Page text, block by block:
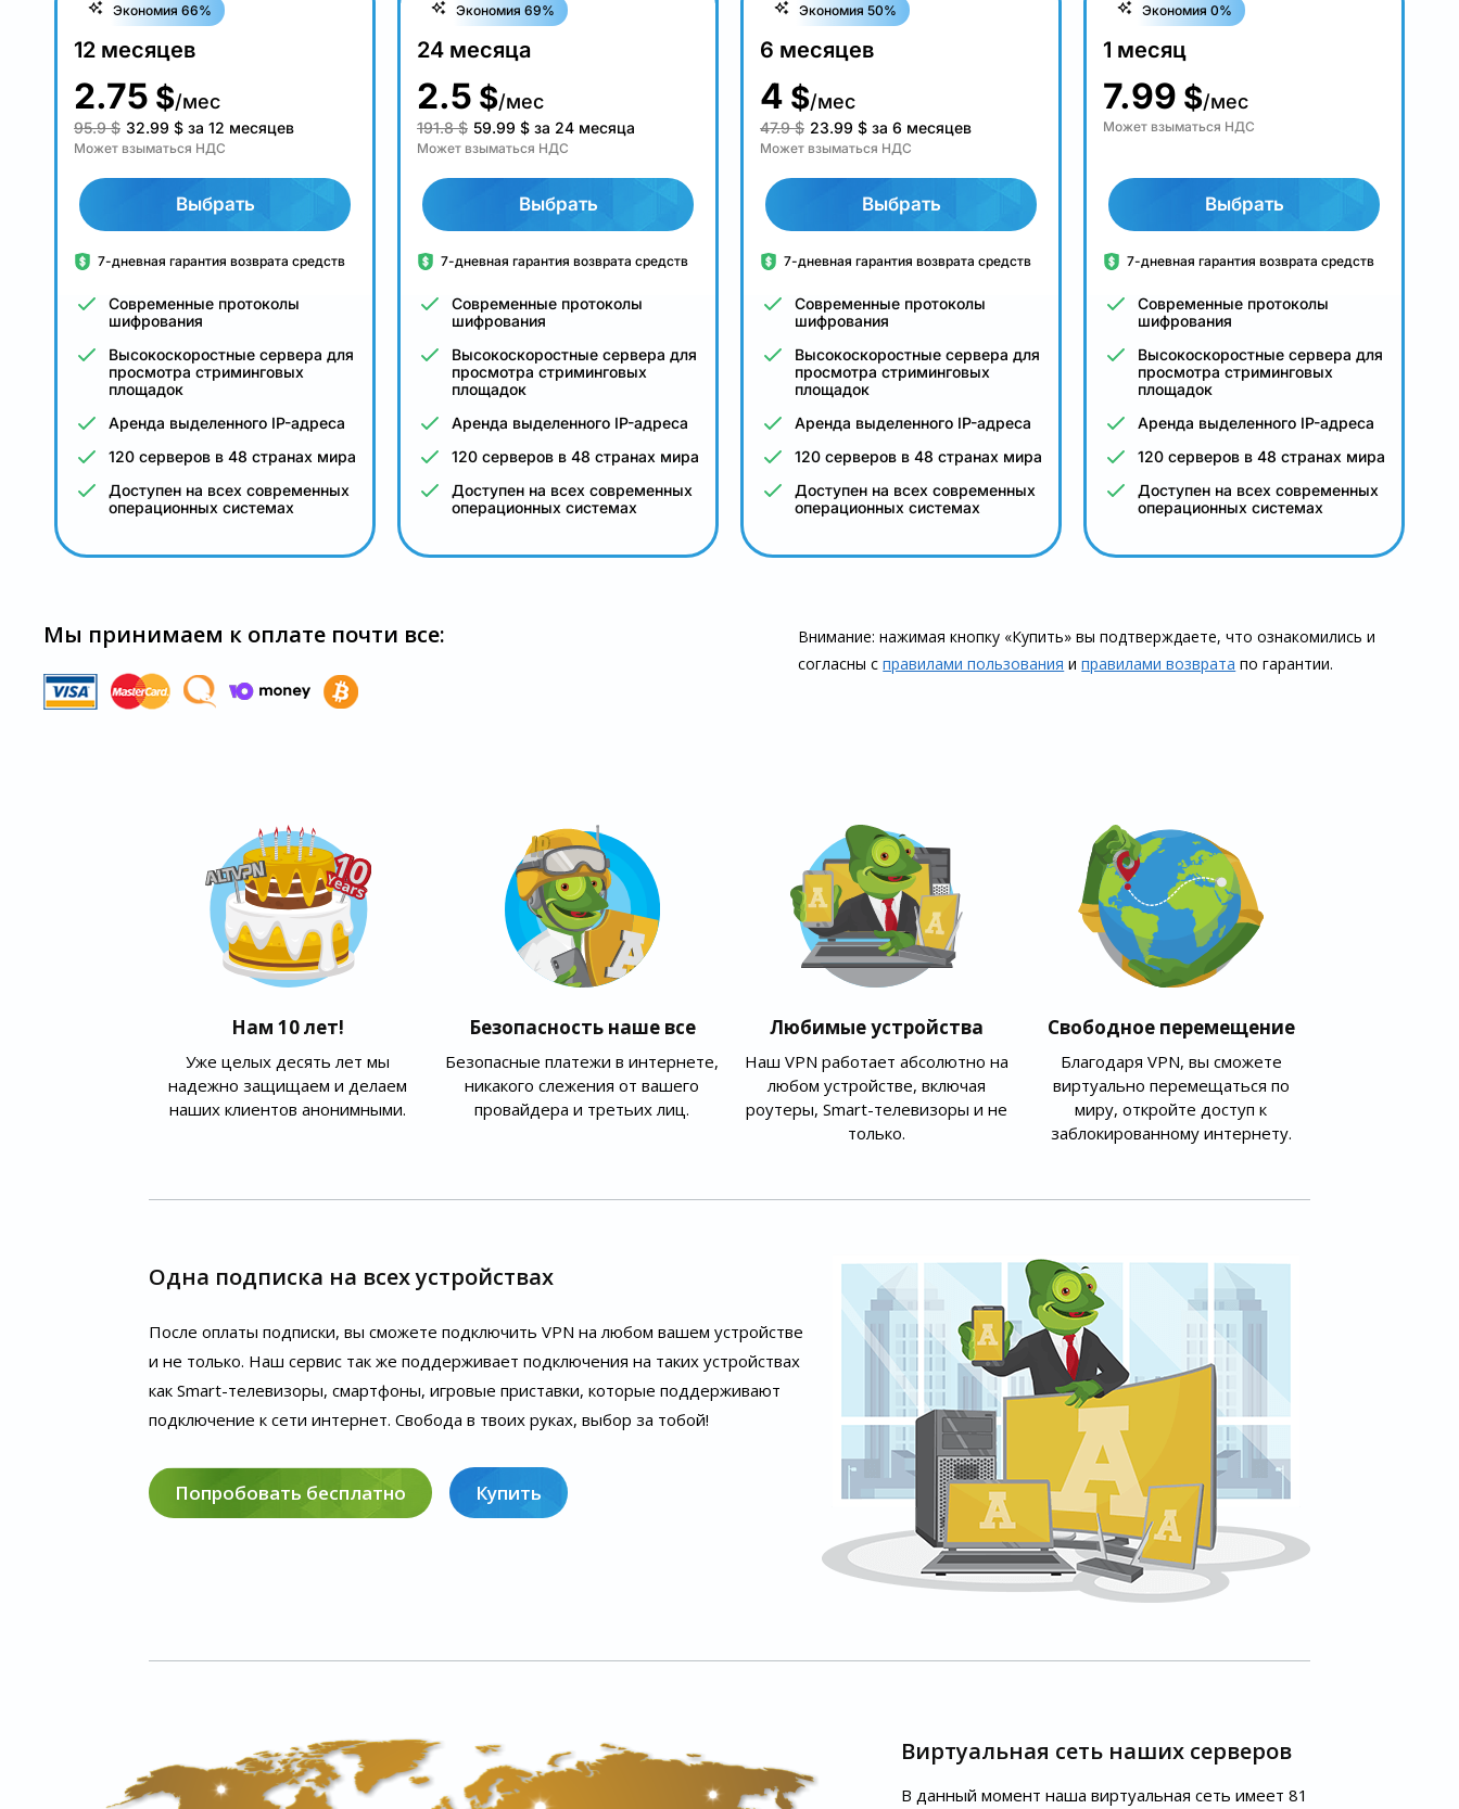
Экономия 69%
24 месяца
2.5 $/мес
191.8 $ 59.99 $ за 24 месяца
Может взыматься НДС
Выбрать
7-дневная гарантия возврата средств
Современные протоколы
шифрования
Высокоскоростные сервера для
просмотра стриминговых
площадок
Аренда выделенного IP-адреса
120 серверов в 48 странах мира
Доступен на всех современных
операционных системах
Экономия 66%
12 месяцев
2.75 $/мес
95.9 $ 32.99 $ за 12 месяцев
Может взыматься НДС
Выбрать
7-дневная гарантия возврата средств
Современные протоколы
шифрования
Высокоскоростные сервера для
просмотра стриминговых
площадок
Аренда выделенного IP-адреса
120 серверов в 48 странах мира
Доступен на всех современных
операционных системах
Экономия 50%
6 месяцев
4 $/мес
47.9 $ 23.99 $ за 6 месяцев
Может взыматься НДС
Выбрать
7-дневная гарантия возврата средств
Современные протоколы
шифрования
Высокоскоростные сервера для
просмотра стриминговых
площадок
Аренда выделенного IP-адреса
120 серверов в 48 странах мира
Доступен на всех современных
операционных системах
Экономия 0%
1 месяц
7.99 $/мес
Может взыматься НДС
Выбрать
7-дневная гарантия возврата средств
Современные протоколы
шифрования
Высокоскоростные сервера для
просмотра стриминговых
площадок
Аренда выделенного IP-адреса
120 серверов в 48 странах мира
Доступен на всех современных
операционных системах
Мы принимаем к оплате почти все:
Внимание: нажимая кнопку «Купить» вы подтверждаете, что озна­комились и
согласны справилами пользования иправилами воз­врата по гарантии.
Нам 10 лет!
Уже целых десять лет мы
надежно защищаем и делаем
наших клиентов анонимными.
Безопасность наше все
Безопасные платежи в интернете,
никакого слежения от вашего
провайдера и третьих лиц.
Любимые устройства
Наш VPN работает абсолютно на
любом устройстве, включая
роутеры, Smart-телевизоры и не
только.
Свободное перемещение
Благодаря VPN, вы сможете
виртуально перемещаться по
миру, откройте доступ к
заблокированному интернету.
Одна подписка на всех устройствах
После оплаты подписки, вы сможете подключить VPN на любом вашем устройстве
и не только. Наш сервис так же поддерживает подключения на таких устройствах
как Smart-телевизоры, смартфоны, игровые приставки, которые поддерживают
подключение к сети интернет. Свобода в твоих руках, выбор за тобой!
Попробовать бесплатно Купить
Виртуальная сеть наших серверов
В данный момент наша виртуальная сеть имеет 81